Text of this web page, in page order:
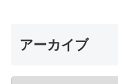
アーカイブ